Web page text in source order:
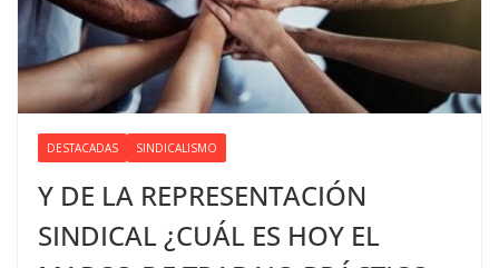
DESTACADAS SINDICALISMO
Y DE LA REPRESENTACIÓN
SINDICAL ¿CUÁL ES HOY EL